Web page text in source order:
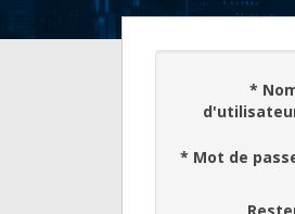
*
* Mot de